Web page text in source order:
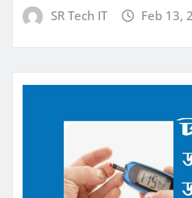
SR Tech IT Feb 13,